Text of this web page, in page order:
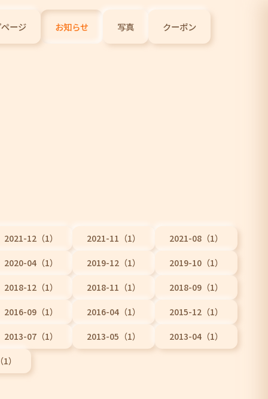
ージ お知らせ 写真 クーポン
2021-12（1） 2021-11（1） 2021-08（1）
2020-04（1） 2019-12（1） 2019-10（1）
2018-12（1） 2018-11（1） 2018-09（1）
2016-09（1） 2016-04（1） 2015-12（1）
2013-07（1） 2013-05（1） 2013-04（1）
）